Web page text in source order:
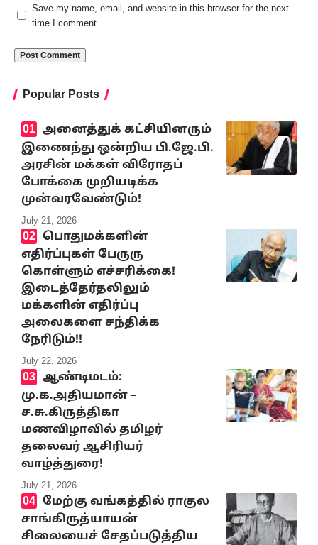
Save my name, email, and website in this browser for the next
time I comment.
Popular Posts
அனைத்துக் கட்சியினரும்
இணைந்து ஒன்றிய பி.ஜே.பி.
அரசின் மக்கள் விரோதப்
போக்கை முறியடிக்க
முன்வரவேண்டும்!
July 21, 2026
பொதுமக்களின்
எதிர்ப்புகள் பேருரு
கொள்ளும் எச்சரிக்கை!
இடைத்தேர்தலிலும்
மக்களின் எதிர்ப்பு
அலைகளை சந்திக்க
நேரிடும்!!
July 22, 2026
ஆண்டிமடம்:
மு.க.அதியமான் –
ச.சு.கிருத்திகா
மணவிழாவில் தமிழர்
தலைவர் ஆசிரியர்
வாழ்த்துரை!
July 21, 2026
மேற்கு வங்கத்தில் ராகுல
சாங்கிருத்யாயன்
சிலையைச் சேதப்படுத்திய